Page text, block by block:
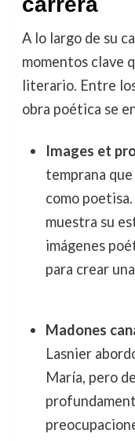
A lo largo de su
momentos clave
literario. Entre
obra poética se
Images et
temprana
como
muestra su
imágenes
para crear
Madones
Lasnier
María, pero